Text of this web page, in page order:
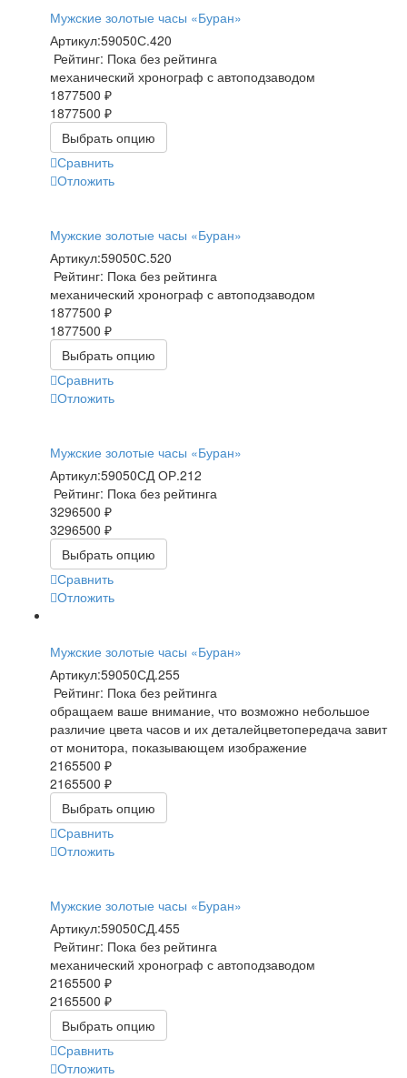
Мужские золотые часы «Буран»
Артикул:59050С.420
Рейтинг: Пока без рейтинга
механический хронограф с автоподзаводом
1877500 ₽
1877500 ₽
Выбрать опцию
Сравнить
Отложить
Мужские золотые часы «Буран»
Артикул:59050С.520
Рейтинг: Пока без рейтинга
механический хронограф с автоподзаводом
1877500 ₽
1877500 ₽
Выбрать опцию
Сравнить
Отложить
Мужские золотые часы «Буран»
Артикул:59050СД ОР.212
Рейтинг: Пока без рейтинга
3296500 ₽
3296500 ₽
Выбрать опцию
Сравнить
Отложить
Мужские золотые часы «Буран»
Артикул:59050СД.255
Рейтинг: Пока без рейтинга
обращаем ваше внимание, что возможно небольшое
различие цвета часов и их деталейцветопередача завит
от монитора, показывающем изображение
2165500 ₽
2165500 ₽
Выбрать опцию
Сравнить
Отложить
Мужские золотые часы «Буран»
Артикул:59050СД.455
Рейтинг: Пока без рейтинга
механический хронограф с автоподзаводом
2165500 ₽
2165500 ₽
Выбрать опцию
Сравнить
Отложить